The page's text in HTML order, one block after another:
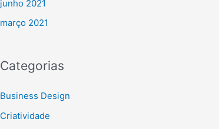
junho 2021
março 2021
Categorias
Business Design
Criatividade